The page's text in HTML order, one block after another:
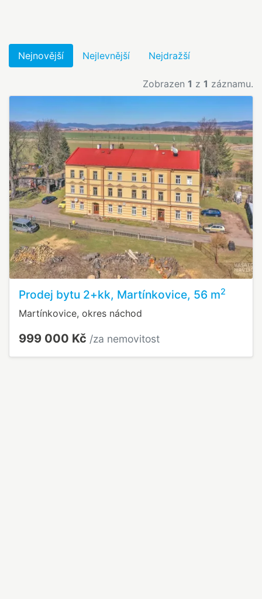
Nejnovější Nejlevnější Nejdražší
Zobrazen 1 z 1 záznamu.
Prodej bytu 2+kk, Martínkovice, 56 m2
Martínkovice, okres náchod
999 000 Kč /za nemovitost